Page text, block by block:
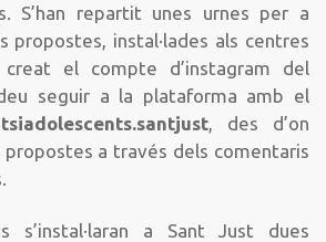
S’han repartit unes urnes per a
propostes, instal·lades als centres
creat el compte d’instagram del
seguir a la plataforma amb el
, des d’on
a través dels comentaris
s’instal·laran a Sant Just dues